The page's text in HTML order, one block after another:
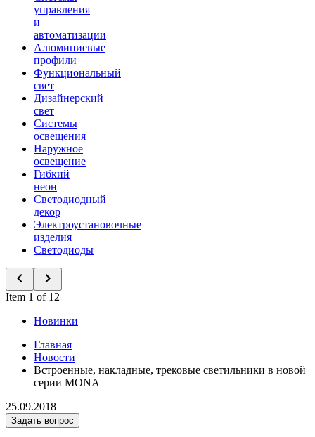
управления
и
автоматизации
Алюминиевые
профили
Функциональный
свет
Дизайнерский
свет
Системы
освещения
Наружное
освещение
Гибкий
неон
Светодиодный
декор
Электроустановочные
изделия
Светодиоды
Item 1 of 12
Новинки
Главная
Новости
Встроенные, накладные, трековые светильники в новой
серии MONA
25.09.2018
Задать вопрос